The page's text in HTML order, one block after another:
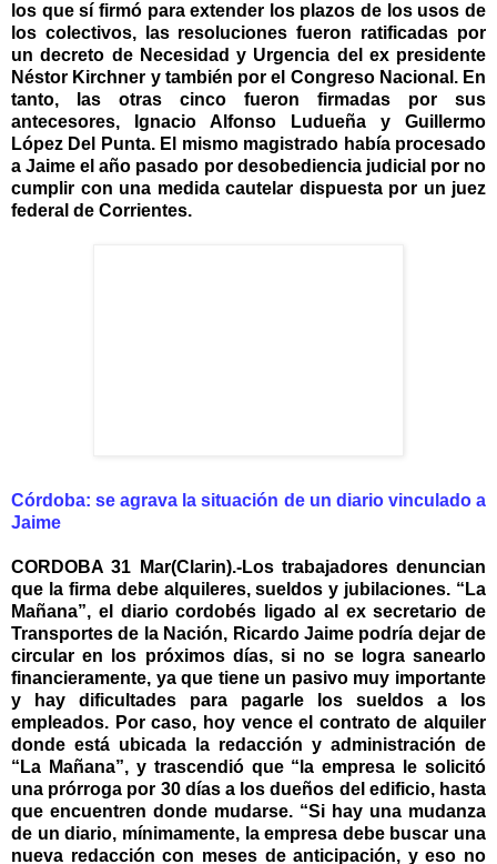
los que sí firmó para extender los plazos de los usos de
los colectivos, las resoluciones fueron ratificadas por
un decreto de Necesidad y Urgencia del ex presidente
Néstor Kirchner y también por el Congreso Nacional. En
tanto, las otras cinco fueron firmadas por sus
antecesores, Ignacio Alfonso Ludueña y Guillermo
López Del Punta. El mismo magistrado había procesado
a Jaime el año pasado por desobediencia judicial por no
cumplir con una medida cautelar dispuesta por un juez
federal de Corrientes.
Córdoba: se agrava la situación de un diario vinculado a
Jaime
CORDOBA 31 Mar(Clarin).-Los trabajadores denuncian
que la firma debe alquileres, sueldos y jubilaciones. “La
Mañana”, el diario cordobés ligado al ex secretario de
Transportes de la Nación, Ricardo Jaime podría dejar de
circular en los próximos días, si no se logra sanearlo
financieramente, ya que tiene un pasivo muy importante
y hay dificultades para pagarle los sueldos a los
empleados. Por caso, hoy vence el contrato de alquiler
donde está ubicada la redacción y administración de
“La Mañana”, y trascendió que “la empresa le solicitó
una prórroga por 30 días a los dueños del edificio, hasta
que encuentren donde mudarse. “Si hay una mudanza
de un diario, mínimamente, la empresa debe buscar una
nueva redacción con meses de anticipación, y eso no